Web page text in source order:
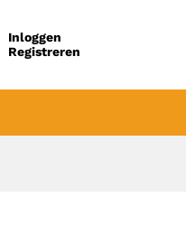
Inloggen
Registreren